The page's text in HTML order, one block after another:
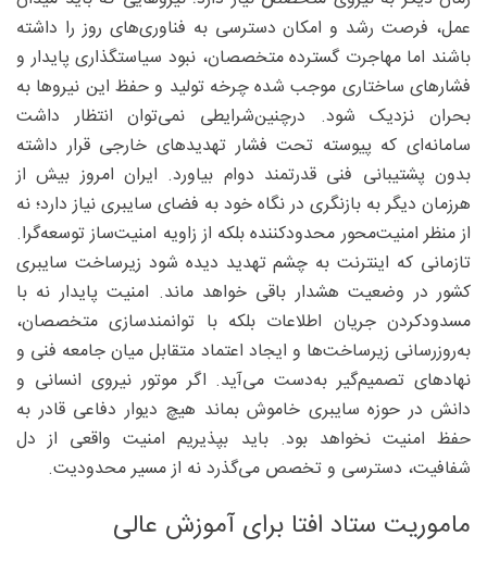
عمل، فرصت رشد و امکان دسترسی به فناوری‌های روز را داشته
باشند اما مهاجرت گسترده متخصصان، نبود سیاستگذاری پایدار و
فشارهای ساختاری موجب شده چرخه تولید و حفظ این نیروها به
بحران نزدیک شود. درچنین‌شرایطی نمی‌توان انتظار داشت
سامانه‌ای که پیوسته تحت فشار تهدیدهای خارجی قرار داشته
بدون پشتیبانی فنی قدرتمند دوام بیاورد. ایران امروز بیش از
هرزمان دیگر به بازنگری در نگاه خود به فضای سایبری نیاز دارد؛ نه
از منظر امنیت‌محور محدودکننده بلکه از زاویه امنیت‌ساز توسعه‌گرا.
تازمانی که اینترنت به چشم تهدید دیده شود زیرساخت سایبری
کشور در وضعیت هشدار باقی خواهد ماند. امنیت پایدار نه با
مسدودکردن جریان اطلاعات بلکه با توانمندسازی متخصصان،
به‌روزرسانی زیرساخت‌ها و ایجاد اعتماد متقابل میان جامعه فنی و
نهادهای تصمیم‌گیر به‌دست می‌آید. اگر موتور نیروی انسانی و
دانش در حوزه سایبری خاموش بماند هیچ دیوار دفاعی قادر به
حفظ امنیت نخواهد بود. باید بپذیریم امنیت واقعی از دل
شفافیت، دسترسی و تخصص می‌گذرد نه از مسیر محدودیت.
ماموریت ستاد افتا برای آموزش عالی